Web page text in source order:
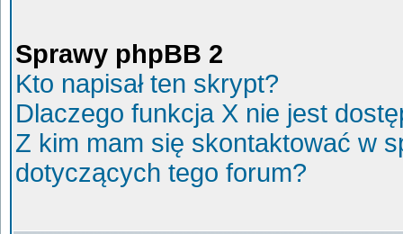
Sprawy phpBB 2
Kto napisał ten skrypt?
Dlaczego funkcja X nie jest
Z kim mam się skontaktować w
dotyczących tego forum?